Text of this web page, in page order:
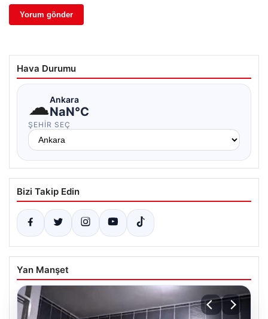
Hava Durumu
☁Ankara
NaN°C
ŞEHIR SEÇ
Bizi Takip Edin
Yan Manşet